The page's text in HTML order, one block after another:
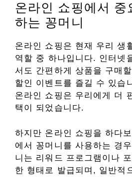
온라인 쇼핑에서 중
하는 꽁머니
온라인 쇼핑은 현재 우리 생
역할 중 하나입니다. 인터넷
서도 간편하게 상품을 구매
할인 이벤트를 즐길 수 있습
온라인 쇼핑은 우리에게 더
택이 되었습니다.
하지만 온라인 쇼핑을 하다
에서 꽁머니를 사용하는 경
니는 리워드 프로그램이나
한 형태로 발급되며, 일반적